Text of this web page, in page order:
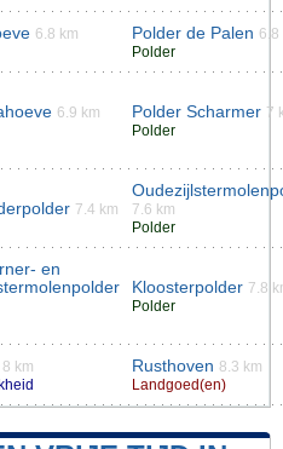
6.8 km
Polder de Palen 6.8
Polder
6.9 km
Polder Scharmer 7
Polder
7.4 km
7.6 km
Polder
en
Kloosterpolder 7.8
Polder
8 km
Rusthoven 8.3 km
Landgoed(en)